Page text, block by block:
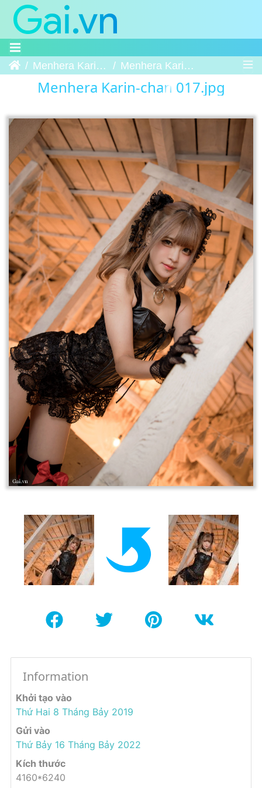
Trang chủMenhera Karin-chan Menhera Karin-chan 017
Menhera Karin-chan 017.jpg
Information
Khởi tạo vào
Thứ Hai 8 Tháng Bảy 2019
Gửi vào
Thứ Bảy 16 Tháng Bảy 2022
Kích thước
4160*6240